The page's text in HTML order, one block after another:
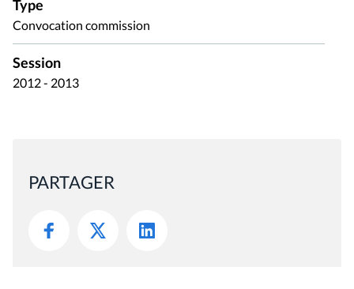
Type
Convocation commission
Session
2012 - 2013
PARTAGER